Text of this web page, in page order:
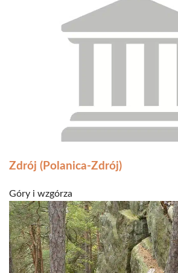
Zdrój (Polanica-Zdrój)
Góry i wzgórza